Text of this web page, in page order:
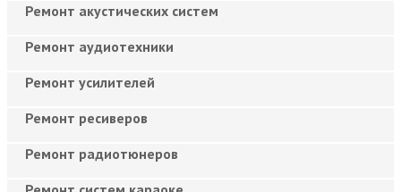
Ремонт акустических систем
Ремонт аудиотехники
Ремонт усилителей
Ремонт ресиверов
Ремонт радиотюнеров